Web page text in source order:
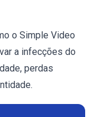
o Simple Video
a infecções do
perdas